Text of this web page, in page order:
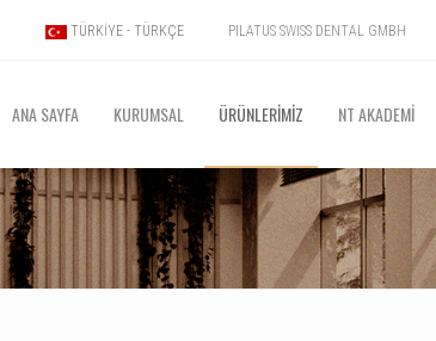
PILATUS SWISS DENTAL GMBH
TÜRKIYE - TÜRKÇE
ANA SAYFA KURUMSAL ÜRÜNLERİMİZ NT AKADEMİ